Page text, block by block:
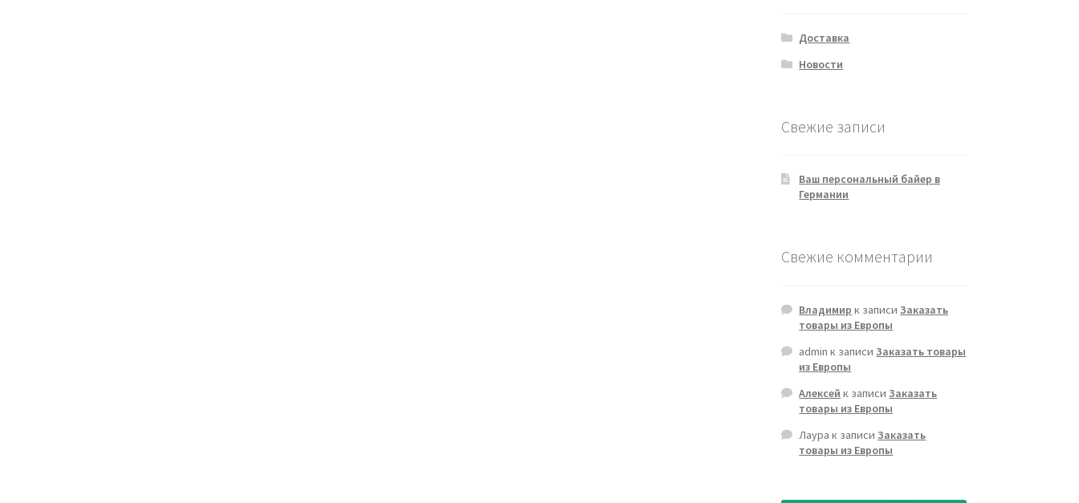
Доставка
Новости
Свежие записи
Ваш персональный байер в
Германии
Свежие комментарии
Владимир к записиЗаказать
товары из Европы
admin к записиЗаказать товары
из Европы
Алексей к записиЗаказать
товары из Европы
Лаура к записиЗаказать
товары из Европы